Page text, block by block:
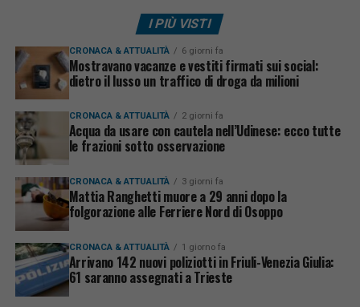
I PIÙ VISTI
CRONACA & ATTUALITÀ 6 giorni fa
Mostravano vacanze e vestiti firmati sui social:
dietro il lusso un traffico di droga da milioni
CRONACA & ATTUALITÀ 2 giorni fa
Acqua da usare con cautela nell’Udinese: ecco tutte
le frazioni sotto osservazione
CRONACA & ATTUALITÀ 3 giorni fa
Mattia Ranghetti muore a 29 anni dopo la
folgorazione alle Ferriere Nord di Osoppo
CRONACA & ATTUALITÀ 1 giorno fa
Arrivano 142 nuovi poliziotti in Friuli-Venezia Giulia:
61 saranno assegnati a Trieste